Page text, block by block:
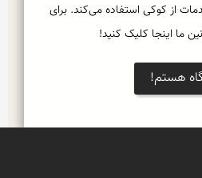
از کوکی استفاده می‌کند. برای
ما اینجا کلیک کنید!
هستم!